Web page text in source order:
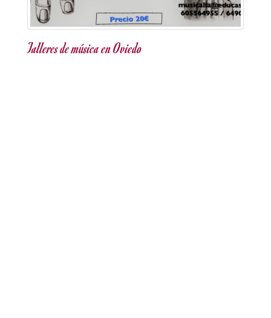
Talleres de música en Oviedo